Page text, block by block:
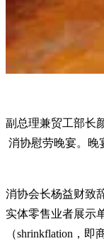
副总理兼贸工部长
消协慰劳晚宴。晚
消协会长杨益财致
实体零售业者展示
（shrinkflation，